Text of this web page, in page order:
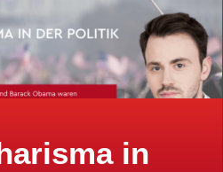
in